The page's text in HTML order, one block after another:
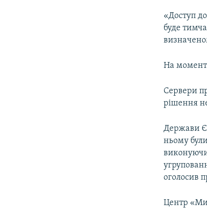
«Доступ
буде
На момент
Сервери
рішення
Держави
ньому
виконуючи
оголосив
Центр